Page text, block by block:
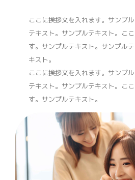
ここに挨拶文を入れます。サンプ
テキスト。サンプルテキスト。こ
す。サンプルテキスト。サンプル
キスト。
ここに挨拶文を入れます。サンプ
テキスト。サンプルテキスト。こ
す。サンプルテキスト。